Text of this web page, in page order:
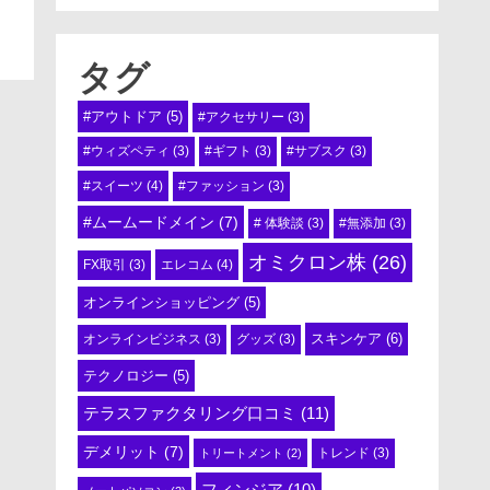
タグ
#アウトドア (5) #アクセサリー (3)
#ウィズペティ (3) #ギフト (3) #サブスク (3)
#スイーツ (4) #ファッション (3)
#ムームードメイン (7) # 体験談 (3) #無添加 (3)
FX取引 (3) エレコム (4) オミクロン株 (26)
オンラインショッピング (5)
オンラインビジネス (3) グッズ (3) スキンケア (6)
テクノロジー (5)
テラスファクタリング口コミ (11)
デメリット (7) トリートメント (2) トレンド (3)